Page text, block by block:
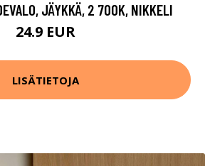
JÄYKKÄ, 2 700K, NIKKELI
24.9 EUR
LISÄTIETOJA